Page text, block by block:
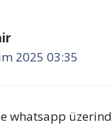
2025 03:35
whatsapp